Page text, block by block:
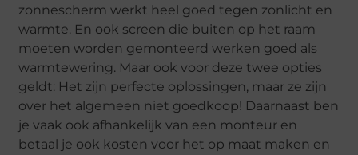
zonnescherm werkt heel goed tegen zonlicht en
warmte. En ook screen die buiten op het raam
moeten worden gemonteerd werken goed als
warmtewering. Maar ook voor deze twee opties
geldt: Het zijn perfecte oplossingen, maar ze zijn
over het algemeen niet goedkoop! Daarnaast ben
je vaak ook afhankelijk van een monteur en
betaal je ook kosten voor het op maat maken en